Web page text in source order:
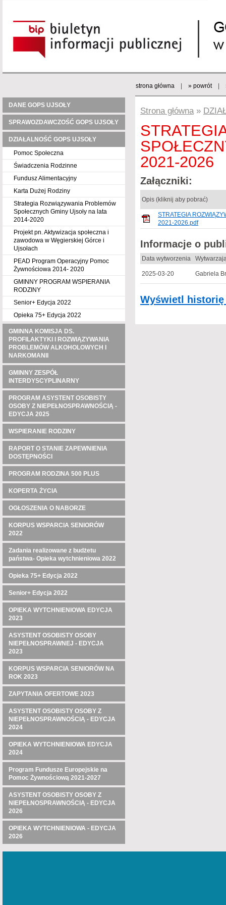
strona główna » powrót
DANE GOPS UJSOŁY
SPRAWOZDAWCZOŚĆ GOPS UJSOŁY
DZIAŁALNOŚĆ GOPS UJSOŁY
Pomoc Społeczna
Świadczenia Rodzinne
Fundusz Alimentacyjny
Karta Dużej Rodziny
Strategia Rozwiązywania Problemów
Społecznych Gminy Ujsoły na lata
2014-2020
Projekt pn. Aktywizacja społeczna i
zawodowa w Węgierskiej Górce i
Ujsołach
PEAD Program Operacyjny Pomoc
Żywnościowa 2014- 2020
GMINNY PROGRAM WSPIERANIA
RODZINY
Senior+ Edycja 2022
Opieka 75+ Edycja 2022
GMINNA KOMISJA DS.
PROFILAKTYKI I ROZWIĄZYWANIA
PROBLEMÓW ALKOHOLOWYCH I
NARKOMANII
GMINNY ZESPÓŁ
INTERDYSCYPLINARNY
PROGRAM ASYSTENT OSOBISTY
OSOBY Z NIEPEŁNOSPRAWNOŚCIĄ -
EDYCJA 2025
WSPIERANIE RODZINY
RAPORT O STANIE ZAPEWNIENIA
DOSTĘPNOŚCI
PROGRAM RODZINA 500 PLUS
KOPERTA ŻYCIA
OGŁOSZENIA O NABORZE
KORPUS WSPARCIA SENIORÓW
2022
Zadania realizowane z budżetu
państwa- Opieka wytchnieniowa 2022
Opieka 75+ Edycja 2022
Senior+ Edycja 2022
OPIEKA WYTCHNIENIOWA EDYCJA
2023
ASYSTENT OSOBISTY OSOBY
NIEPEŁNOSPRAWNEJ - EDYCJA
2023
KORPUS WSPARCIA SENIORÓW NA
ROK 2023
ZAPYTANIA OFERTOWE 2023
ASYSTENT OSOBISTY OSOBY Z
NIEPEŁNOSPRAWNOŚCIĄ - EDYCJA
2024
OPIEKA WYTCHNIENIOWA EDYCJA
2024
Program Fundusze Europejskie na
Pomoc Żywnościową 2021-2027
ASYSTENT OSOBISTY OSOBY Z
NIEPEŁNOSPRAWNOŚCIĄ - EDYCJA
2026
OPIEKA WYTCHNIENIOWA - EDYCJA
2026
Strona główna»
2021-2026
Załączniki:
Opis (kliknij aby pobrać)
STRATEGIA
2021-2026.pdf
Informacje o
Data wytworzenia
2025-03-20 Gabriela
Wyświetl